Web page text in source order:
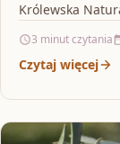
Królewska
3 minut czytania
Czytaj więcej